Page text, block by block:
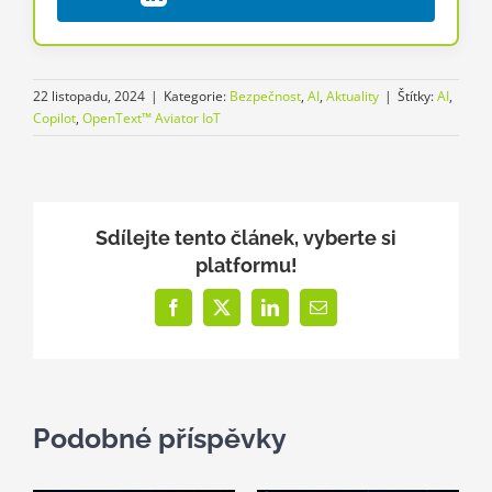
22 listopadu, 2024 | Kategorie: Bezpečnost, AI, Aktuality | Štítky:AI,
Copilot, OpenText™ Aviator IoT
Sdílejte tento článek, vyberte si
platformu!
Facebook
X LinkedIn
E-
mail
Podobné příspěvky